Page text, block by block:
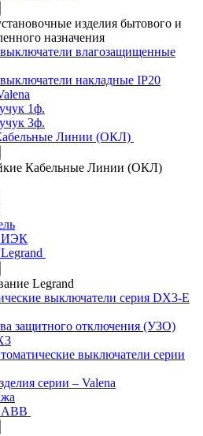
изделия бытового и
назначения
выключатели влагозащищенные
накладные IP20
1ф.
3ф.
Линии (ОКЛ)
Кабельные Линии (ОКЛ)
ИЭК
Legrand
выключатели серия DX3-E
защитного отключения (УЗО)
выключатели серии
серии – Valena
АВВ